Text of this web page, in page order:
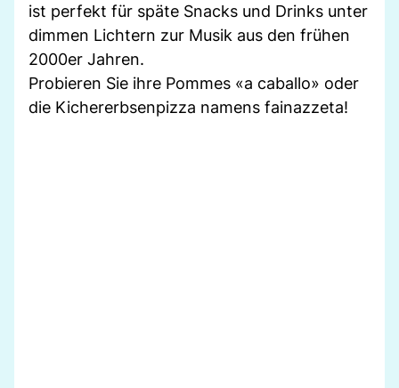
ist perfekt für späte Snacks und Drinks unter
dimmen Lichtern zur Musik aus den frühen
2000er Jahren.
Probieren Sie ihre Pommes «a caballo» oder
die Kichererbsenpizza namens fainazzeta!